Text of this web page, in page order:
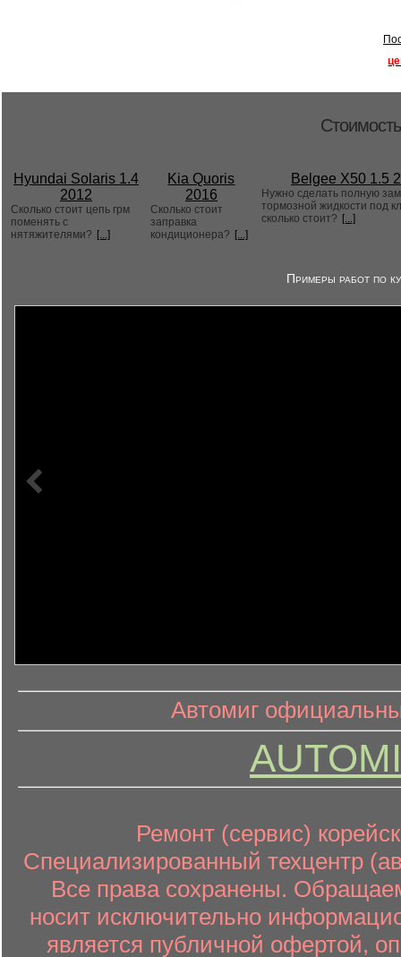
Hyundai Solaris 1.4
2012
Сколько стоит цепь грм
поменять с
нятяжителями? [...]
Kia Quoris
2016
Сколько стоит
заправка
кондиционера? [...]
Belgee X50 1.5
Нужно сделать полную
тормозной жидкости под
сколько стоит? [...]
Примеры работ по
информационный контент
Автомиг
Ремонт (сервис)
Специализированный техцентр
Все права сохранены.
носит исключительно
является публичной офертой,